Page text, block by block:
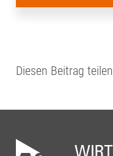
Diesen Beitrag teilen